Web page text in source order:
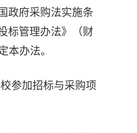
政府采购法实施条
标管理办法》（财
本办法。
参加招标与采购项